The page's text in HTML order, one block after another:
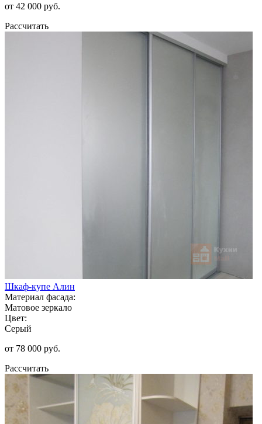
от 42 000 руб.
Рассчитать
Шкаф-купе Алин
Материал фасада:
Матовое зеркало
Цвет:
Серый
от 78 000 руб.
Рассчитать